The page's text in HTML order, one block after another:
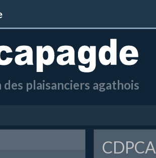
plaisanciers agathois
CDPCA